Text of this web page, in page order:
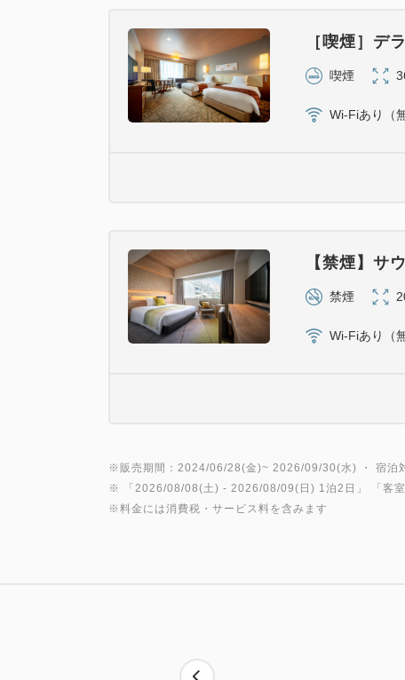
［喫煙］デ
喫煙
Wi-Fiあり（
【禁煙】サ
禁煙
Wi-Fiあり（
※販売期間：2024/06/28(金)~ 2026/09/30(水) ・ 宿
※ 「 2026/08/08(土) - 2026/08/09(日) 1泊2日 」 「 客
※料金には消費税・サービス料を含みます